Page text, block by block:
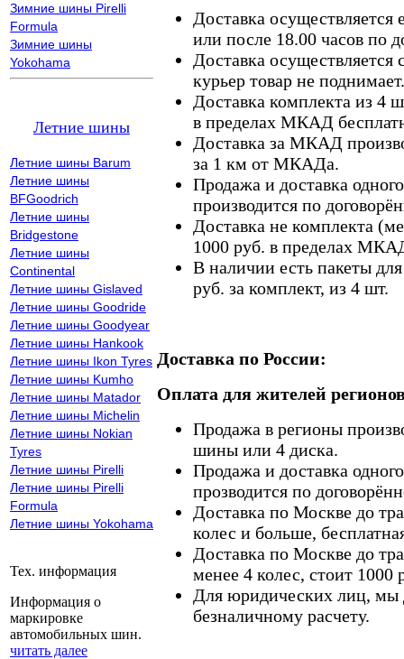
Зимние шины Pirelli
Formula
Зимние шины
Yokohama
Летние шины
Летние шины Barum
Летние шины
BFGoodrich
Летние шины
Bridgestone
Летние шины
Continental
Летние шины Gislaved
Летние шины Goodride
Летние шины Goodyear
Летние шины Hankook
Летние шины Ikon Tyres
Летние шины Kumho
Летние шины Matador
Летние шины Michelin
Летние шины Nokian
Tyres
Летние шины Pirelli
Летние шины Pirelli
Formula
Летние шины Yokohama
Тех. информация
Информация о
маркировке
автомобильных шин.
читать далее
Доставка осуществляется
или после 18.00 часов по
Доставка осуществляется
курьер товар не поднимает.
Доставка комплекта из 4
в пределах МКАД
Доставка за МКАД
за 1 км от МКАДа.
Продажа и доставка
производится по
Доставка не комплекта
1000 руб. в пределах
В наличии есть пакеты
руб. за комплект, из 4 шт.
Доставка по России:
Оплата для жителей
Продажа в регионы
шины или 4 диска.
Продажа и доставка
прозводится по
Доставка по Москве до
колес и больше,
Доставка по Москве до
менее 4 колес, стоит 1000
Для юридических лиц, мы
безналичному расчету.